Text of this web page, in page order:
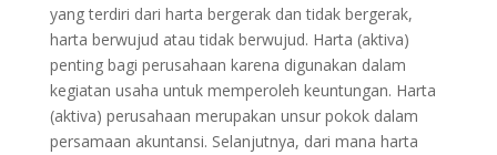
yang terdiri dari harta bergerak dan tidak bergerak,
harta berwujud atau tidak berwujud. Harta (aktiva)
penting bagi perusahaan karena digunakan dalam
kegiatan usaha untuk memperoleh keuntungan. Harta
(aktiva) perusahaan merupakan unsur pokok dalam
persamaan akuntansi. Selanjutnya, dari mana harta